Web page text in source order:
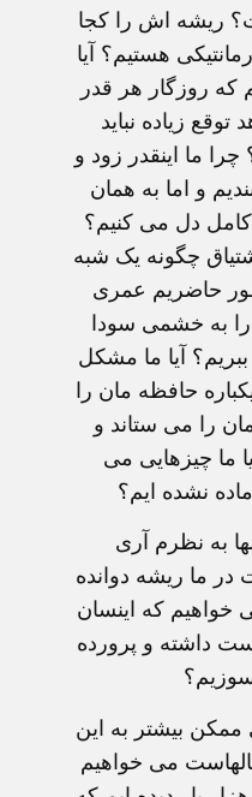
ريشه اش را کجا
هستيم؟ آيا
که روزگار هر قدر
زياده نبايد
ما اينقدر زود و
و اما به همان
دل می کنيم؟
چگونه يک شبه
حاضريم عمری
به خشمی سودا
آيا ما مشکل
حافظه مان را
را می ستاند و
ما چيزهايی می
نشده ايم؟
به نظرم آری
ما ريشه دوانده
خواهيم که اينسان
داشته و پرورده
ممکن بيشتر به اين
می خواهيم